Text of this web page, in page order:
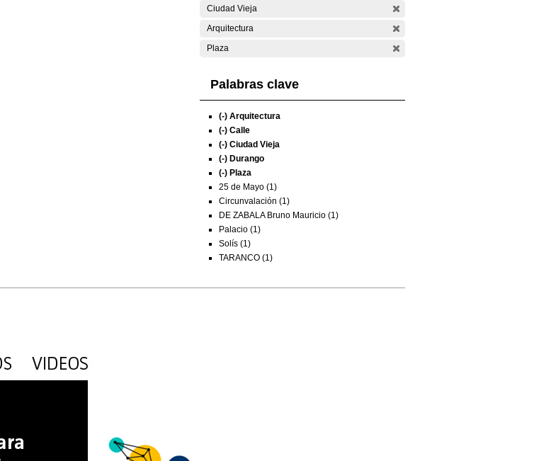
Ciudad Vieja
Arquitectura
Plaza
Palabras clave
(-) Arquitectura
(-) Calle
(-) Ciudad Vieja
(-) Durango
(-) Plaza
25 de Mayo (1)
Circunvalación (1)
DE ZABALA Bruno Mauricio (1)
Palacio (1)
Solís (1)
TARANCO (1)